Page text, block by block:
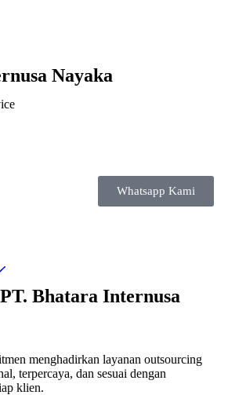
Nayaka
Whatsapp Kami
Bhatara Internusa
menghadirkan layanan outsourcing
terpercaya, dan sesuai dengan
klien.